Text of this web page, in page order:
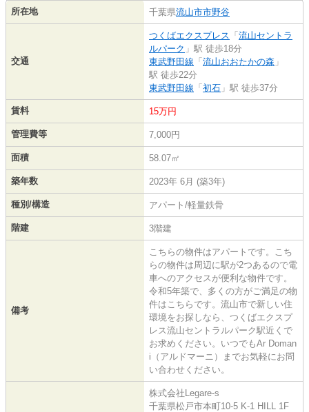
所在地 千葉県流山市市野谷
交通
つくばエクスプレス 「 流山セントラ
ルパーク 」駅 徒歩18分
東武野田線 「 流山おおたかの森 」
駅 徒歩22分
東武野田線 「 初石 」駅 徒歩37分
賃料 15万円
管理費等 7,000円
面積 58.07㎡
築年数 2023年 6月 (築3年)
種別/構造 アパート/軽量鉄骨
階建 3階建
備考
こちらの物件はアパートです。こち
らの物件は周辺に駅が2つあるので電
車へのアクセスが便利な物件です。
令和5年築で、多くの方がご満足の物
件はこちらです。流山市で新しい住
環境をお探しなら、つくばエクスプ
レス流山セントラルパーク駅近くで
お求めください。いつでもAr Doman
i（アルドマーニ）までお気軽にお問
い合わせください。
株式会社Legare-s
千葉県松戸市本町10-5 K-1 HILL 1F